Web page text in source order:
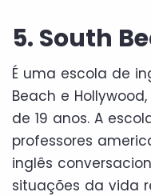
5. South
É uma escola de
Beach e
de 19 anos. A
professores
inglês
situações da vida